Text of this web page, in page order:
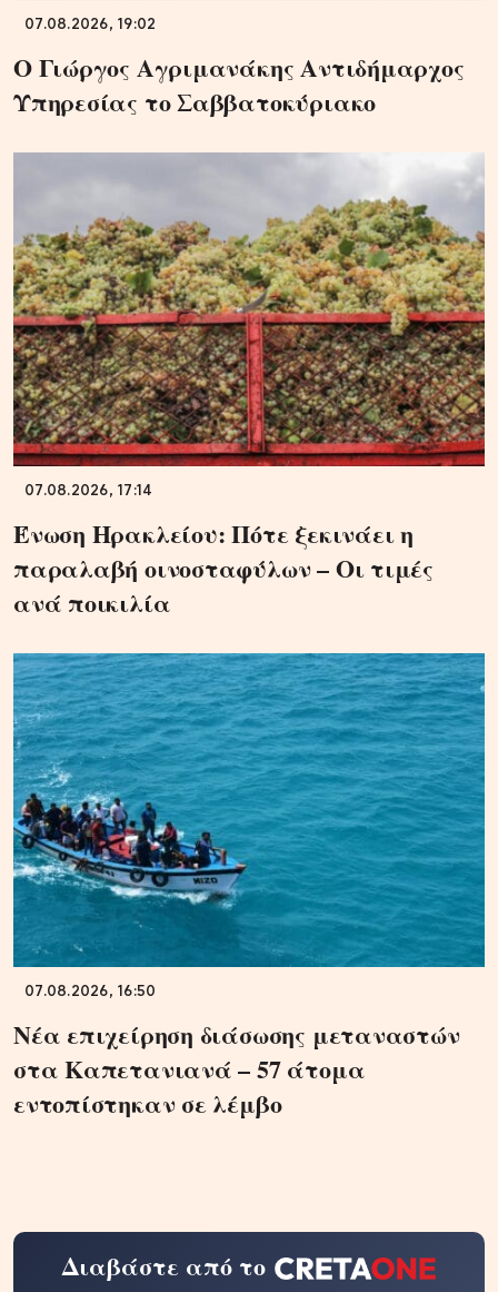
07.08.2026, 19:02
Ο Γιώργος Αγριμανάκης Αντιδήμαρχος
Υπηρεσίας το Σαββατοκύριακο
07.08.2026, 17:14
Ένωση Ηρακλείου: Πότε ξεκινάει η
παραλαβή οινοσταφύλων – Οι τιμές
ανά ποικιλία
07.08.2026, 16:50
Νέα επιχείρηση διάσωσης μεταναστών
στα Καπετανιανά – 57 άτομα
εντοπίστηκαν σε λέμβο
Διαβάστε από το